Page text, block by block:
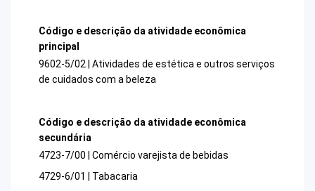
Código e descrição da atividade econômica
principal
9602-5/02 | Atividades de estética e outros serviços
de cuidados com a beleza
Código e descrição da atividade econômica
secundária
4723-7/00 | Comércio varejista de bebidas
4729-6/01 | Tabacaria